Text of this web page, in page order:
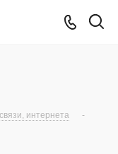
интернета
-